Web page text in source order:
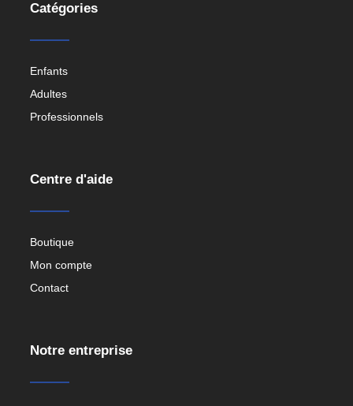
Catégories
Enfants
Adultes
Professionnels
Centre d'aide
Boutique
Mon compte
Contact
Notre entreprise